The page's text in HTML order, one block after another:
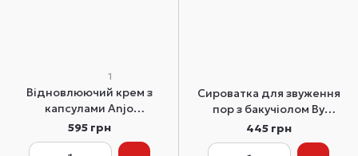
1
Відновлюючий крем з
капсулами Anjo
Professional Salmon PDRN
Capsule Cream 120 мл
595 грн
Сироватка для звуження
пор з бакучіолом By
Wishtrend Pore Smoothing
Bakuchiol Serum 10 мл
445 грн